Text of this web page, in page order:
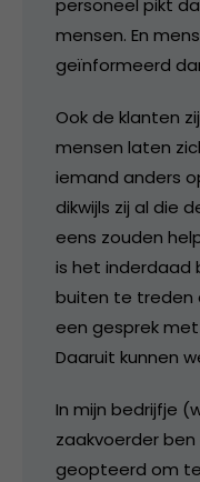
personeel pikt
mensen. En
geïnformeerd
Ook de klanten
mensen laten
iemand anders
dikwijls zij al die
eens zouden
is het inderdaad
buiten te treden
een gesprek
Daaruit kunnen
In mijn bedrijfje
zaakvoerder ben
geopteerd om